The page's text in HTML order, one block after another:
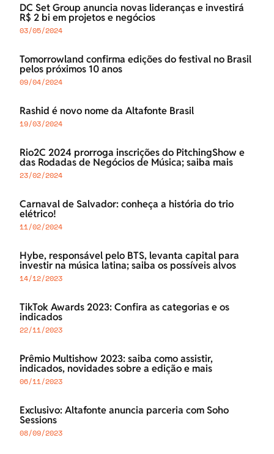
DC Set Group anuncia novas lideranças e investirá
R$ 2 bi em projetos e negócios
03/05/2024
Tomorrowland confirma edições do festival no Brasil
pelos próximos 10 anos
09/04/2024
Rashid é novo nome da Altafonte Brasil
19/03/2024
Rio2C 2024 prorroga inscrições do PitchingShow e
das Rodadas de Negócios de Música; saiba mais
23/02/2024
Carnaval de Salvador: conheça a história do trio
elétrico!
11/02/2024
Hybe, responsável pelo BTS, levanta capital para
investir na música latina; saiba os possíveis alvos
14/12/2023
TikTok Awards 2023: Confira as categorias e os
indicados
22/11/2023
Prêmio Multishow 2023: saiba como assistir,
indicados, novidades sobre a edição e mais
06/11/2023
Exclusivo: Altafonte anuncia parceria com Soho
Sessions
08/09/2023